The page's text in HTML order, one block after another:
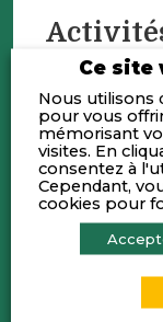
depuis 2009
dirigeants et
projets de
via trois
– Fusion-
levée de
– Médiation
Ce site
Nous utilisons
pour vous
mémorisant
visites. En
consentez à
Cependant,
cookies pour